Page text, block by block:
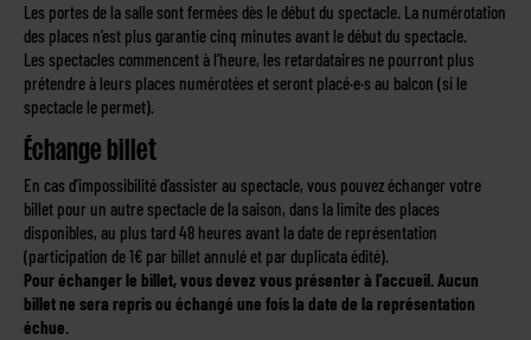
Les portes de la salle sont fermées dès le début du spectacle. La numérotation
des places n’est plus garantie cinq minutes avant le début du spectacle.
Les spectacles commencent à l’heure, les retardataires ne pourront plus
prétendre à leurs places numérotées et seront placé·e·s au balcon (si le
spectacle le permet).
Échange billet
En cas d’impossibilité d’assister au spectacle, vous pouvez échanger votre
billet pour un autre spectacle de la saison, dans la limite des places
disponibles, au plus tard 48 heures avant la date de représentation
(participation de 1€ par billet annulé et par duplicata édité).
Pour échanger le billet, vous devez vous présenter à l’accueil. Aucun
billet ne sera repris ou échangé une fois la date de la représentation
échue.